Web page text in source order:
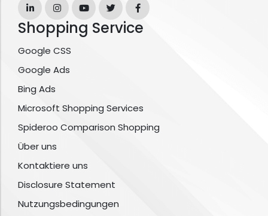
Shopping Service
Google CSS
Google Ads
Bing Ads
Microsoft Shopping Services
Spideroo Comparison Shopping
Über uns
Kontaktiere uns
Disclosure Statement
Nutzungsbedingungen